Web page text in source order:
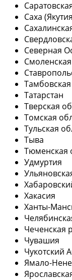
Саха
Северная
Татарстан
Тверская
Томская
Тульская
Тыва
Тюменская
Удмуртия
Хакасия
Ханты-
Чеченская
Чувашия
Чукотский
Ямало-